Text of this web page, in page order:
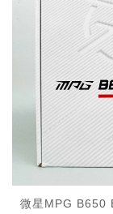
微星MPG B650